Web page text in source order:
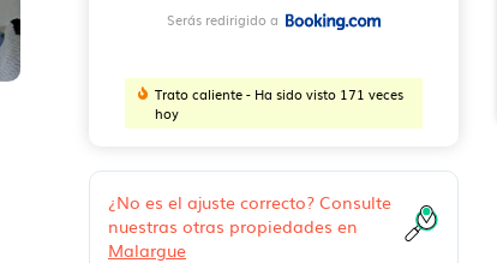
Serás redirigido a
Trato caliente - Ha sido visto 171 veces
hoy
¿No es el ajuste correcto? Consulte
nuestras otras propiedades en
Malargue